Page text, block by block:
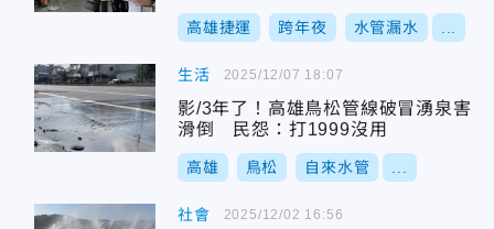
高雄捷運 跨年夜 水管漏水
生活
影/3年了！高雄鳥松管線破冒湧泉害
滑倒 民怨：打1999沒用
高雄 鳥松 自來水管
2025/12/07 18:07
社會 2025/12/02 16:56